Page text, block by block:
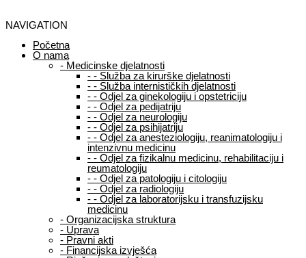
NAVIGATION
Početna
O nama
- Medicinske djelatnosti
- - Služba za kirurške djelatnosti
- - Služba internističkih djelatnosti
- - Odjel za ginekologiju i opstetriciju
- - Odjel za pedijatriju
- - Odjel za neurologiju
- - Odjel za psihijatriju
- - Odjel za anesteziologiju, reanimatologiju i
intenzivnu medicinu
- - Odjel za fizikalnu medicinu, rehabilitaciju i
reumatologiju
- - Odjel za patologiju i citologiju
- - Odjel za radiologiju
- - Odjel za laboratorijsku i transfuzijsku
medicinu
- Organizacijska struktura
- Uprava
- Pravni akti
- Financijska izvješća